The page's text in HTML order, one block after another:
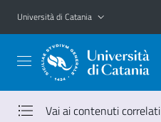
Vai al contenuto principale
Vai al menu di navigazione
Università di Catania
Vai ai contenuti correlati